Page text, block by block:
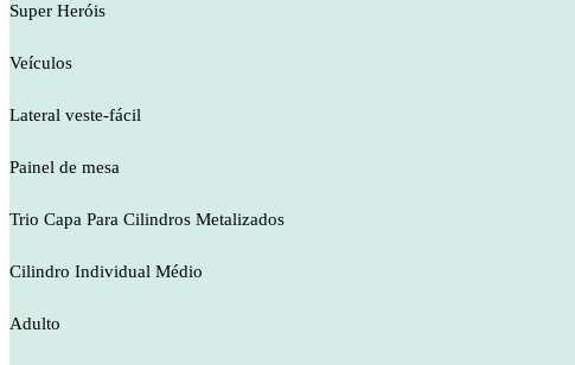
Super Heróis
Veículos
Lateral veste-fácil
Painel de mesa
Trio Capa Para Cilindros Metalizados
Cilindro Individual Médio
Adulto